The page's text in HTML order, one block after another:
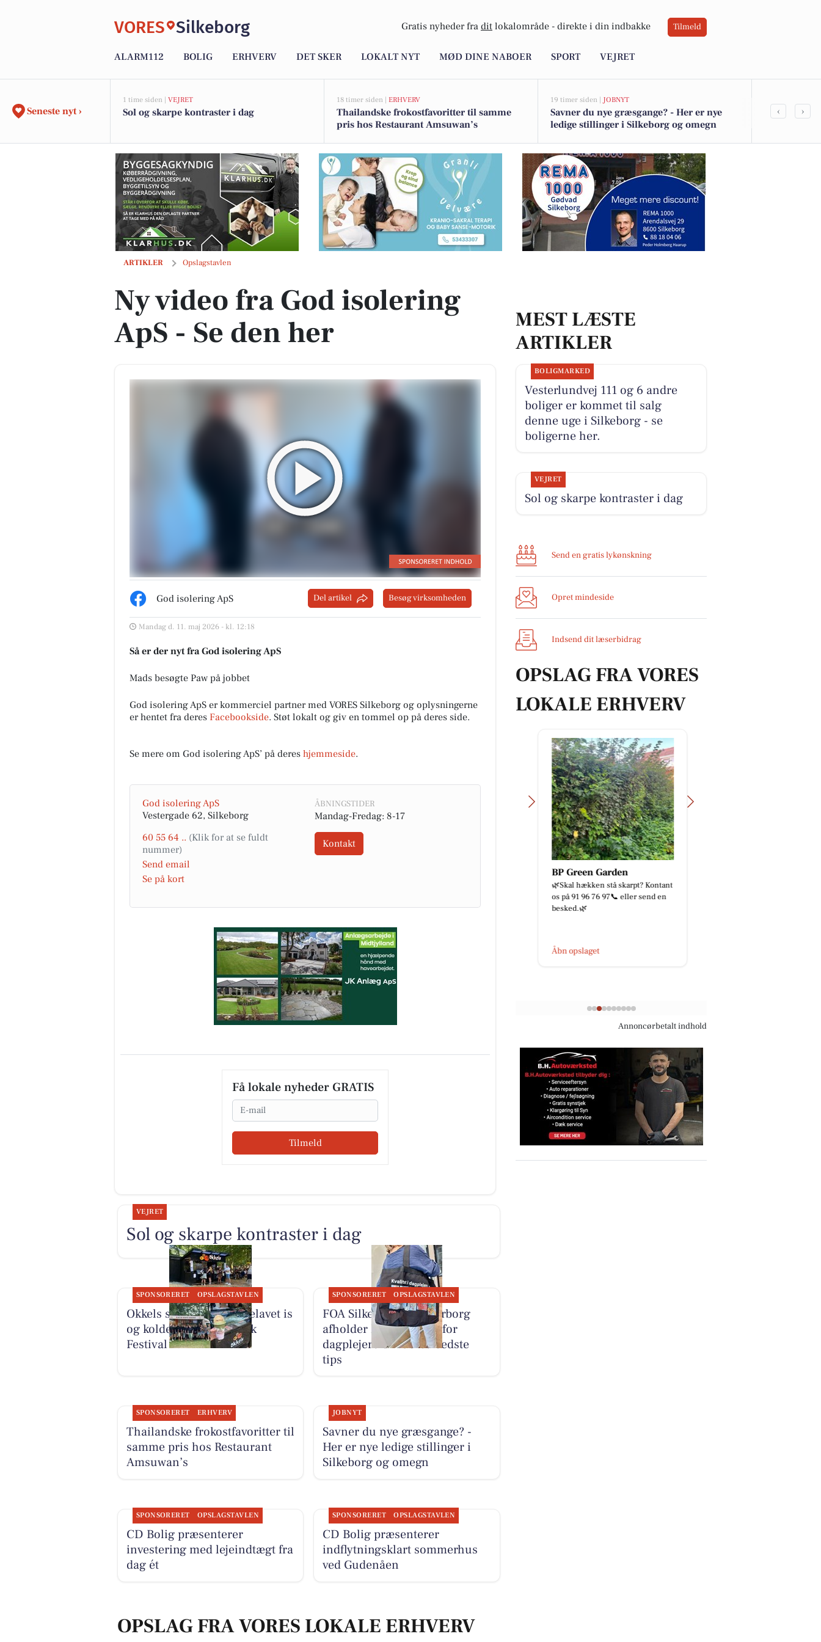
VORES Silkeborg Gratis nyheder fra dit lokalområde - direkte i din indbakke Tilmeld
ALARM112 BOLIG ERHVERV DET SKER LOKALT NYT MØD DINE NABOER SPORT VEJRET
Seneste nyt ›
1 time siden | VEJRET
Sol og skarpe kontraster i dag
18 timer siden | ERHVERV
Thailandske frokostfavoritter til samme
pris hos Restaurant Amsuwan’s
19 timer siden | JOBNYT
Savner du nye græsgange? - Her er nye
ledige stillinger i Silkeborg og omegn
Atami
‹ ›
ARTIKLER Opslagstavlen
Ny video fra God isolering ApS - Se den her
Ny video fra God isolering
ApS - Se den her
God isolering ApS Del artikel Besøg virksomheden
Mandag d. 11. maj 2026 - kl. 12:18
Så er der nyt fra God isolering ApS
Mads besøgte Paw på jobbet
God isolering ApS er kommerciel partner med VORES Silkeborg og oplysningerne
er hentet fra deres Facebookside. Støt lokalt og giv en tommel op på deres side.
Se mere om God isolering ApS’ på deres hjemmeside.
God isolering ApS
Vestergade 62, Silkeborg
60 55 64 ..
Send email
Se på kort
ÅBNINGSTIDER
Mandag-Fredag: 8-17
Kontakt
Få lokale nyheder GRATIS
Email
Tilmeld
MEST LÆSTE
ARTIKLER
BOLIGMARKED
Vesterlundvej 111 og 6 andre
boliger er kommet til salg
denne uge i Silkeborg - se
boligerne her.
VEJRET
Sol og skarpe kontraster i dag
Send en gratis lykønskning
Opret mindeside
Indsend dit læserbidrag
OPSLAG FRA VORES
LOKALE ERHVERV
FOA Silkeborg-
Skanderborg
små tricks, der får hverdagen...
Til info, vi forvent...
Åbn opslaget
BP Green Garden
🌿Skal hækken stå skarpt? Kontant
os på 91 96 76 97📞 eller send en
besked.🌿
Åbn opslaget
Annoncørbetalt indhold
VEJRET
Sol og skarpe kontraster i dag
SPONSORERET OPSLAGSTAVLEN
Okkels serverer hjemmelavet is
og kolde drikke på Smuk
Festival
SPONSORERET OPSLAGSTAVLEN
FOA Silkeborg-Skanderborg
afholder konkurrence for
dagplejere om deres bedste
tips
SPONSORERET ERHVERV
Thailandske frokostfavoritter til
samme pris hos Restaurant
Amsuwan’s
JOBNYT
Savner du nye græsgange? -
Her er nye ledige stillinger i
Silkeborg og omegn
SPONSORERET OPSLAGSTAVLEN
CD Bolig præsenterer
investering med lejeindtægt fra
dag ét
SPONSORERET OPSLAGSTAVLEN
CD Bolig præsenterer
indflytningsklart sommerhus
ved Gudenåen
OPSLAG FRA VORES LOKALE ERHVERV